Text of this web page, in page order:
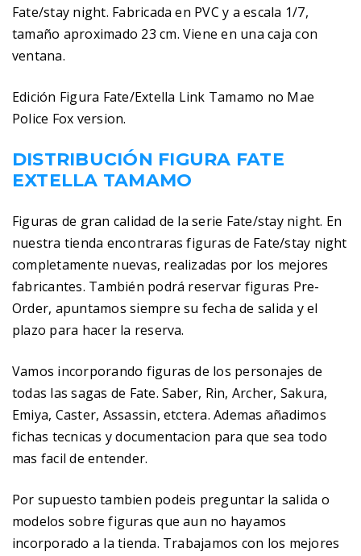
Fate/stay night. Fabricada en PVC y a escala 1/7,
tamaño aproximado 23 cm. Viene en una caja con
ventana.
Edición Figura Fate/Extella Link Tamamo no Mae
Police Fox version.
DISTRIBUCIÓN FIGURA FATE
EXTELLA TAMAMO
Figuras de gran calidad de la serie Fate/stay night. En
nuestra tienda encontraras figuras de Fate/stay night
completamente nuevas, realizadas por los mejores
fabricantes. También podrá reservar figuras Pre-
Order, apuntamos siempre su fecha de salida y el
plazo para hacer la reserva.
Vamos incorporando figuras de los personajes de
todas las sagas de Fate. Saber, Rin, Archer, Sakura,
Emiya, Caster, Assassin, etctera. Ademas añadimos
fichas tecnicas y documentacion para que sea todo
mas facil de entender.
Por supuesto tambien podeis preguntar la salida o
modelos sobre figuras que aun no hayamos
incorporado a la tienda. Trabajamos con los mejores